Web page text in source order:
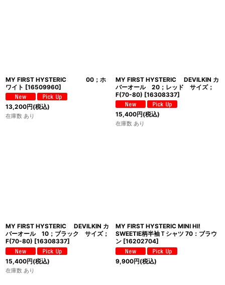
MY FIRST HYSTERIC 00；ホ
ワイト [16509960]
13,200円(税込)
在庫数 あり
MY FIRST HYSTERIC DEVILKIN カ
バーオール 20；レッド サイズ；
F(70-80) [16308337]
15,400円(税込)
在庫数 あり
MY FIRST HYSTERIC DEVILKIN カ
バーオール 10；ブラック サイズ；
F(70-80) [16308337]
15,400円(税込)
在庫数 あり
MY FIRST HYSTERIC MINI HI!
SWEETIE柄半袖Ｔシャツ 70：ブラウ
ン [16202704]
9,900円(税込)